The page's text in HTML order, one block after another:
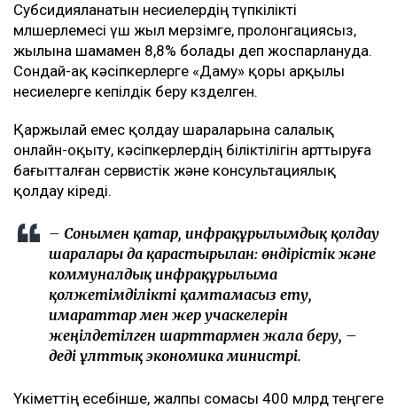
Субсидияланатын несиелердің түпкілікті
мөлшерлемесі үш жыл мерзімге, пролонгациясыз,
жылына шамамен 8,8% болады деп жоспарлануда.
Сондай-ақ кәсіпкерлерге «Даму» қоры арқылы
несиелерге кепілдік беру көзделген.
Қаржылай емес қолдау шараларына салалық
онлайн-оқыту, кәсіпкерлердің біліктілігін арттыруға
бағытталған сервистік және консультациялық
қолдау кіреді.
– Сонымен қатар, инфрақұрылымдық қолдау
шаралары да қарастырылған: өндірістік және
коммуналдық инфрақұрылымға
қолжетімділікті қамтамасыз ету,
ғимараттар мен жер учаскелерін
жеңілдетілген шарттармен жалға беру, –
деді ұлттық экономика министрі.
Үкіметтің есебінше, жалпы сомасы 400 млрд теңгеге